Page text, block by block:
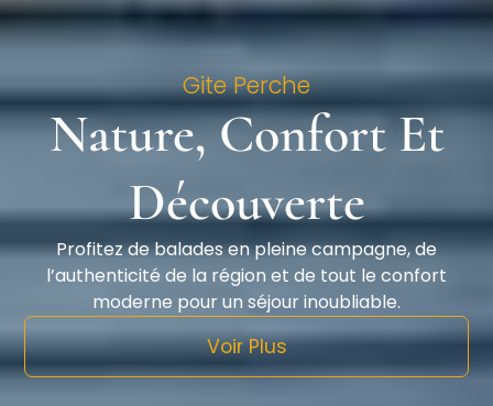
Gite Perche
Nature, Confort Et
Découverte
Profitez de balades en pleine campagne, de
l’authenticité de la région et de tout le confort
moderne pour un séjour inoubliable.
Voir Plus